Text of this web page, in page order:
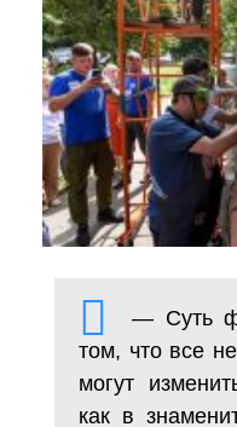
— Суть
том, что все
могут
как в